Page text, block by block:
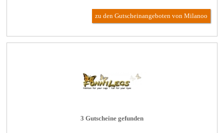
zu den Gutscheinangeboten von Milanoo
3 Gutscheine gefunden